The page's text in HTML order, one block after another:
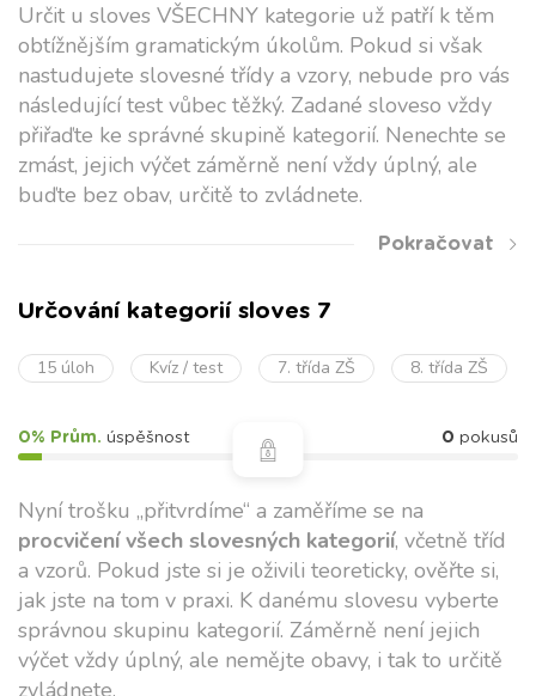
Určit u sloves VŠECHNY kategorie už patří k těm
obtížnějším gramatickým úkolům. Pokud si však
nastudujete slovesné třídy a vzory, nebude pro vás
následující test vůbec těžký. Zadané sloveso vždy
přiřaďte ke správné skupině kategorií. Nenechte se
zmást, jejich výčet záměrně není vždy úplný, ale
buďte bez obav, určitě to zvládnete.
Pokračovat
Určování kategorií sloves 7
15 úloh Kvíz / test 7. třída ZŠ 8. třída ZŠ
0% Prům. úspěšnost 0 pokusů
Nyní trošku „přitvrdíme“ a zaměříme se na
procvičení všech slovesných kategorií, včetně tříd
a vzorů. Pokud jste si je oživili teoreticky, ověřte si,
jak jste na tom v praxi. K danému slovesu vyberte
správnou skupinu kategorií. Záměrně není jejich
výčet vždy úplný, ale nemějte obavy, i tak to určitě
zvládnete.